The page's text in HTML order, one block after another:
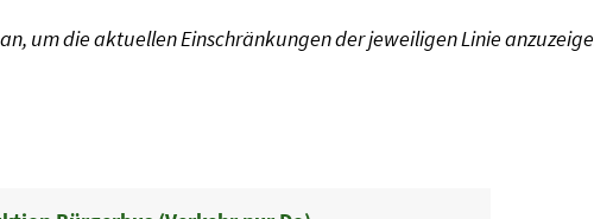
um die aktuellen Einschränkungen der jeweiligen Linie